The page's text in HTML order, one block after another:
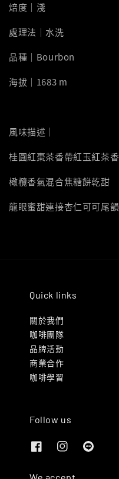
焙度｜淺
處理法｜水洗
品種｜Bourbon
海拔｜1683 m
風味描述｜
桂圓紅棗茶香帶紅玉紅茶香
橄欖香氣混合焦糖餅乾甜
龍眼蜜甜連接杏仁可可尾韻
Quick links
關於我們
咖啡團隊
品牌活動
商業合作
咖啡學習
Follow us
We accept